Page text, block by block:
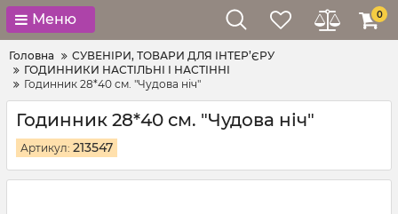
Меню 0
Головна
СУВЕНІРИ, ТОВАРИ ДЛЯ ІНТЕР’ЄРУ
ГОДИННИКИ НАСТІЛЬНІ І НАСТІННІ
Годинник 28*40 см. "Чудова ніч"
Годинник 28*40 см. "Чудова ніч"
Артикул: 213547